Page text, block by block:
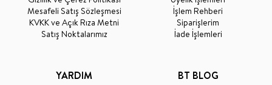
Mesafeli Satış Sözleşmesi
KVKK ve Açık Rıza Metni
Satış Noktalarımız
İşlem Rehberi
Siparişlerim
İade İşlemleri
YARDIM BT BLOG